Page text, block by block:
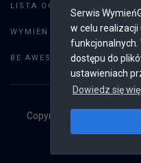
Serwis
w celu realizacji
funkcjonalnych.
dostępu do
ustawieniach
Dowiedz się
LISTA OGŁOSZEŃ:
WYMIEŃ GRY: Dodaj
BE AWESOME: Weryfikacja
Copyright © 2019 - 2026